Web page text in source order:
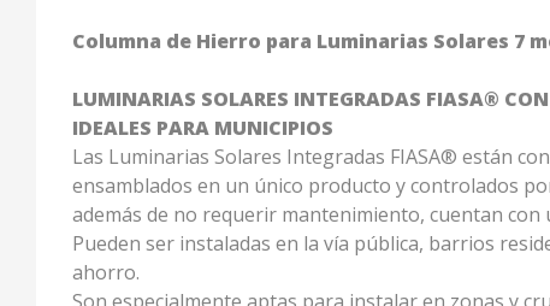
Columna de Hierro para Luminarias Solares 7
LUMINARIAS SOLARES INTEGRADAS FIASA®
IDEALES PARA MUNICIPIOS
Las Luminarias Solares Integradas FIASA® están
ensamblados en un único producto y controlados
además de no requerir mantenimiento, cuentan
Pueden ser instaladas en la vía pública, barrios
ahorro.